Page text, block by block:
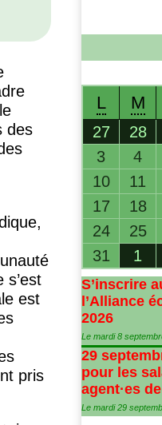
des
s’est
est
pris
L M
27 28
3
4
10
11
17
18
24
25
31
1
S’inscrire
l’Alliance
2026
Le mardi 8
29
pour les
agent·es
Le mardi 29